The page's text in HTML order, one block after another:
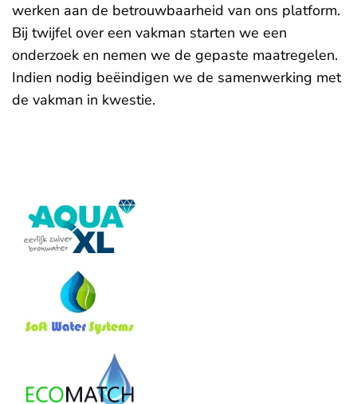
werken aan de betrouwbaarheid van ons platform.
Bij twijfel over een vakman starten we een
onderzoek en nemen we de gepaste maatregelen.
Indien nodig beëindigen we de samenwerking met
de vakman in kwestie.